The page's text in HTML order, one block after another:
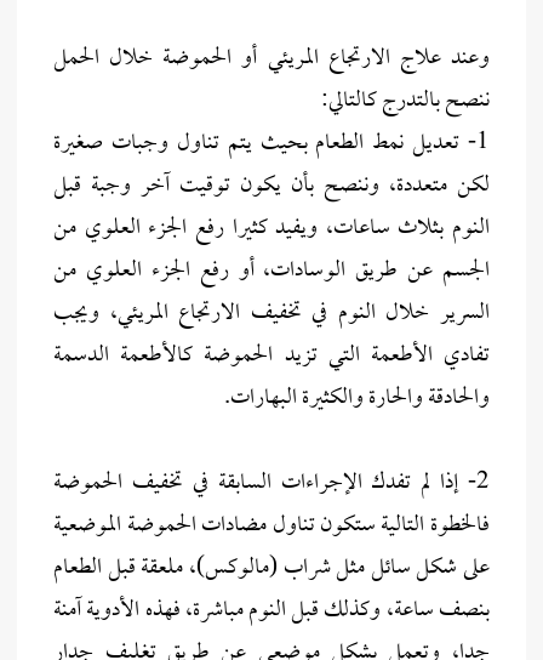
وعند علاج الارتجاع المريئي أو الحموضة خلال الحمل
ننصح بالتدرج كالتالي:
1- تعديل نمط الطعام بحيث يتم تناول وجبات صغيرة
لكن متعددة، وننصح بأن يكون توقيت آخر وجبة قبل
النوم بثلاث ساعات، ويفيد كثيرا رفع الجزء العلوي من
الجسم عن طريق الوسادات، أو رفع الجزء العلوي من
السرير خلال النوم في تخفيف الارتجاع المريئي، ويجب
تفادي الأطعمة التي تزيد الحموضة كالأطعمة الدسمة
والحادقة والحارة والكثيرة البهارات.
2- إذا لم تفدك الإجراءات السابقة في تخفيف الحموضة
فالخطوة التالية ستكون تناول مضادات الحموضة الموضعية
على شكل سائل مثل شراب (مالوكس)، ملعقة قبل الطعام
بنصف ساعة، وكذلك قبل النوم مباشرة، فهذه الأدوية آمنة